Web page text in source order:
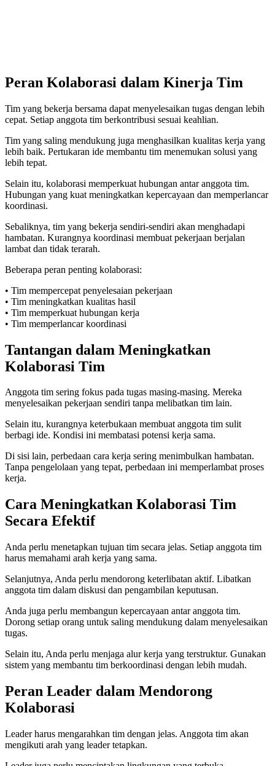
Peran Kolaborasi dalam Kinerja Tim
Tim yang bekerja bersama dapat menyelesaikan tugas dengan lebih
cepat. Setiap anggota tim berkontribusi sesuai keahlian.
Tim yang saling mendukung juga menghasilkan kualitas kerja yang
lebih baik. Pertukaran ide membantu tim menemukan solusi yang
lebih tepat.
Selain itu, kolaborasi memperkuat hubungan antar anggota tim.
Hubungan yang kuat meningkatkan kepercayaan dan memperlancar
koordinasi.
Sebaliknya, tim yang bekerja sendiri-sendiri akan menghadapi
hambatan. Kurangnya koordinasi membuat pekerjaan berjalan
lambat dan tidak terarah.
Beberapa peran penting kolaborasi:
• Tim mempercepat penyelesaian pekerjaan
• Tim meningkatkan kualitas hasil
• Tim memperkuat hubungan kerja
• Tim memperlancar koordinasi
Tantangan dalam Meningkatkan
Kolaborasi Tim
Anggota tim sering fokus pada tugas masing-masing. Mereka
menyelesaikan pekerjaan sendiri tanpa melibatkan tim lain.
Selain itu, kurangnya keterbukaan membuat anggota tim sulit
berbagi ide. Kondisi ini membatasi potensi kerja sama.
Di sisi lain, perbedaan cara kerja sering menimbulkan hambatan.
Tanpa pengelolaan yang tepat, perbedaan ini memperlambat proses
kerja.
Cara Meningkatkan Kolaborasi Tim
Secara Efektif
Anda perlu menetapkan tujuan tim secara jelas. Setiap anggota tim
harus memahami arah kerja yang sama.
Selanjutnya, Anda perlu mendorong keterlibatan aktif. Libatkan
anggota tim dalam diskusi dan pengambilan keputusan.
Anda juga perlu membangun kepercayaan antar anggota tim.
Dorong setiap orang untuk saling mendukung dalam menyelesaikan
tugas.
Selain itu, Anda perlu menjaga alur kerja yang terstruktur. Gunakan
sistem yang membantu tim berkoordinasi dengan lebih mudah.
Peran Leader dalam Mendorong
Kolaborasi
Leader harus mengarahkan tim dengan jelas. Anggota tim akan
mengikuti arah yang leader tetapkan.